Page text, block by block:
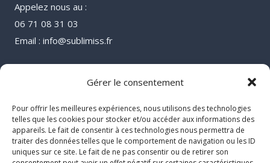
Gérer le consentement
Pour offrir les meilleures expériences, nous utilisons des technologies
telles que les cookies pour stocker et/ou accéder aux informations des
appareils. Le fait de consentir à ces technologies nous permettra de
traiter des données telles que le comportement de navigation ou les ID
uniques sur ce site. Le fait de ne pas consentir ou de retirer son
Appelez nous au :
06 71 08 31 03
Email : info@sublimiss.fr